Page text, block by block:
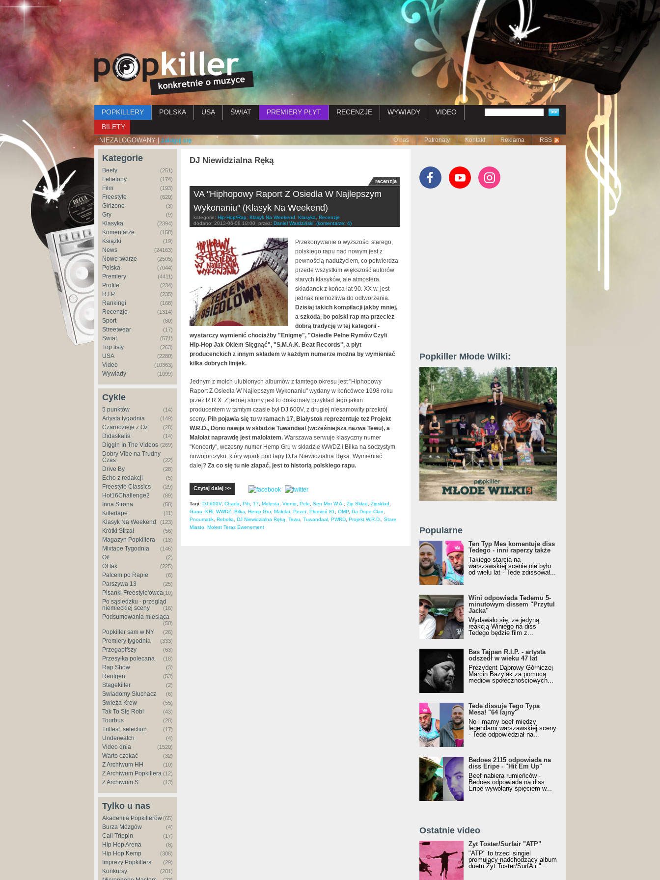
Przejdź do treści
Menu główne
POPKILLERY POLSKA USA ŚWIAT PREMIERY PŁYT RECENZJE WYWIADY
VIDEO
BILETY
NIEZALOGOWANY | zaloguj się Submenu
O nas Patronaty Kontakt Reklama RSS
Kategorie
Beefy (251)
Felietony (174)
Film (193)
Freestyle (620)
Girlzone (3)
Gry (9)
Klasyka (2394)
Komentarze (158)
Książki (19)
News (24163)
Nowe twarze (2505)
Polska (7044)
Premiery (4411)
Profile (234)
R.I.P. (235)
Rankingi (168)
Recenzje (1314)
Sport (80)
Streetwear (17)
Świat (571)
Top listy (263)
USA (2280)
Video (10363)
Wywiady (1099)
Cykle
5 punktów (14)
Artysta tygodnia (149)
Czarodzieje z Oz (28)
Didaskalia (14)
Diggin In The Videos (269)
Dobry Vibe na Trudny
Czas
(22)
Drive By (28)
Echo z redakcji (5)
Freestyle Classics (29)
Hot16Challenge2 (89)
Inna Strona (58)
Killertape (11)
Klasyk Na Weekend (123)
Krótki Strzał (56)
Magazyn Popkillera (13)
Mixtape Tygodnia (146)
Oi! (2)
Ot tak (225)
Palcem po Rapie (6)
Parszywa 13 (25)
Pisanki Freestyle'owca(10)
Po sąsiedzku - przegląd
niemieckiej sceny
(16)
Podsumowania miesiąca
(50)
Popkiller sam w NY (26)
Premiery tygodnia (333)
Przegapifszy (63)
Przesyłka polecana (18)
Rap Show (3)
Rentgen (53)
Stagekiller (2)
Świadomy Słuchacz (6)
Świeża Krew (55)
Tak To Się Robi (43)
Tourbus (28)
Trillest. selection (17)
Underwatch (4)
Video dnia (1520)
Warto czekać (32)
Z Archiwum HH (10)
Z Archiwum Popkillera (12)
Z Archiwum S (13)
Tylko u nas
Akademia Popkillerów(65)
Burza Mózgów (4)
Cali Trippin (17)
Hip Hop Arena (8)
Hip Hop Kemp (308)
Imprezy Popkillera (29)
Konkursy (201)
DJ Niewidzialna Ręką
recenzja
VA "Hiphopowy Raport Z Osiedla W Najlepszym
Wykonaniu" (Klasyk Na Weekend)
kategorie: Hip-Hop/Rap Klasyk Na Weekend Klasyka
Recenzje
dodano: 2013-06-08 18:00 przez: Daniel Wardziński (komentarze: 4)
Przekonywanie o wyższości starego,
polskiego rapu nad nowym jest z
pewnością nadużyciem, co potwierdza
przede wszystkim większość autorów
starych klasyków, ale atmosfera
składanek z końca lat 90. XX w. jest
jednak niemożliwa do odtworzenia.
Dzisiaj takich kompilacji jakby mniej,
a szkoda, bo polski rap ma przecież
dobrą tradycję w tej kategorii -
wystarczy wymienić chociażby "Enigmę", "Osiedle Pełne Rymów Czyli
Hip-Hop Jak Okiem Sięgnąć", "S.M.A.K. Beat Records", a płyt
producenckich z innym składem w każdym numerze można by wymieniać
kilka dobrych linijek.
Jednym z moich ulubionych albumów z tamtego okresu jest "Hiphopowy
Raport Z Osiedla W Najlepszym Wykonaniu" wydany w końcówce 1998 roku
przez R.R.X. Z jednej strony jest to doskonały przykład tego jakim
producentem w tamtym czasie był DJ 600V, z drugiej niesamowity przekrój
sceny. Pih pojawia się tu w ramach 17, Białystok reprezentuje też Projekt
W.R.D., Dono nawija w składzie Tuwandaal (wcześniejsza nazwa Tewu), a
Małolat naprawdę jest małolatem. Warszawa serwuje klasyczny numer
"Koncerty", wczesny numer Hemp Gru w składzie WWDZ i Bilka na soczystym
nowojorczyku, który wpadł pod łapy DJ'a Niewidzialna Ręka. Wymieniać
dalej? Za co się tu nie złapać, jest to historią polskiego rapu.
Czytaj dalej >>
Tagi: DJ 600V, Chada Pih 17 Molesta Vienio Pele Sen Mor W.A. Zip Skład Zipskład
Gano KRi WWDZ Bilka Hemp Gru Małolat Pezet Płomień 81 OMP, Da Dope Clan
Pnoumatik Rebelia DJ Niewidzialna Ręką Tewu Tuwandaal PWRD Projekt W.R.D.
Stare
Miasto Molest Teraz Ewenement
Popkiller Młode Wilki:
Popularne
Ten Typ Mes komentuje diss
Tedego - inni raperzy także
Takiego starcia na
warszawskiej scenie nie było
od wielu lat - Tede zdissował...
Wini odpowiada Tedemu 5-
minutowym dissem "Przytul
Jacka"
Wydawało się, że jedyną
reakcją Winiego na diss
Tedego będzie film z...
Bas Tajpan R.I.P. - artysta
odszedł w wieku 47 lat
Prezydent Dąbrowy Górniczej
Marcin Bazylak za pomocą
mediów społecznościowych...
Tede dissuje Tego Typa
Mesa! "64 lajny"
No i mamy beef między
legendami warszawskiej sceny
- Tede odpowiedział na...
Bedoes 2115 odpowiada na
diss Eripe - "Hit Em Up"
Beef nabiera rumieńców -
Bedoes odpowiada na diss
Eripe wywołany spięciem w...
Ostatnie video
Żyt Toster/SurfAir - ATP VIDEO
Żyt Toster/Surfair "ATP"
"ATP" to trzeci singiel
promujący nadchodzący album
duetu Żyt Toster/SurfAir "...